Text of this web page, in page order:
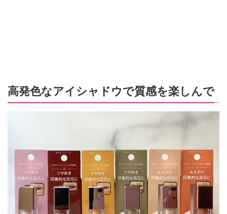
高発色なアイシャドウで質感を楽しんで